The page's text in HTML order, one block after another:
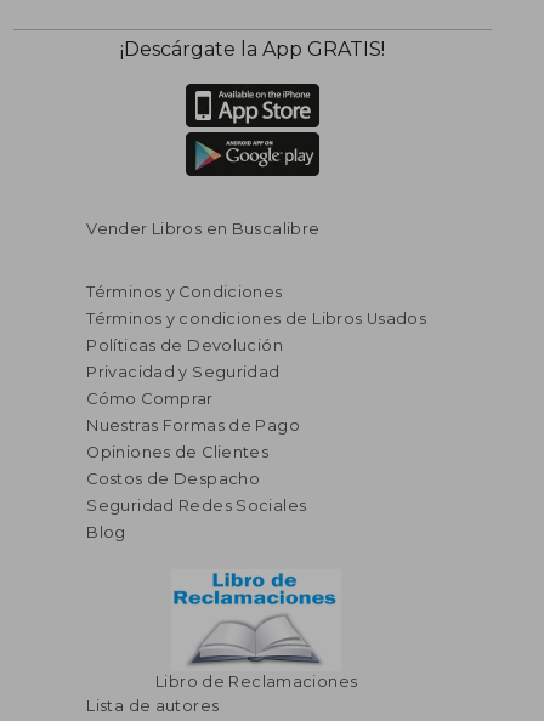
55%
dcto.
S/ 256,29
S/ 115,33
¡Descárgate la App GRATIS!
Vender Libros en Buscalibre
Términos y Condiciones
Términos y condiciones de Libros Usados
Políticas de Devolución
Privacidad y Seguridad
Cómo Comprar
Nuestras Formas de Pago
Opiniones de Clientes
Costos de Despacho
Seguridad Redes Sociales
Blog
Libro de Reclamaciones
Lista de autores